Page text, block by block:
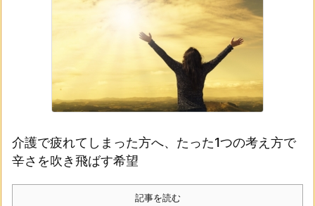
介護で疲れてしまった方へ、たった1つの考え方で
辛さを吹き飛ばす希望
記事を読む